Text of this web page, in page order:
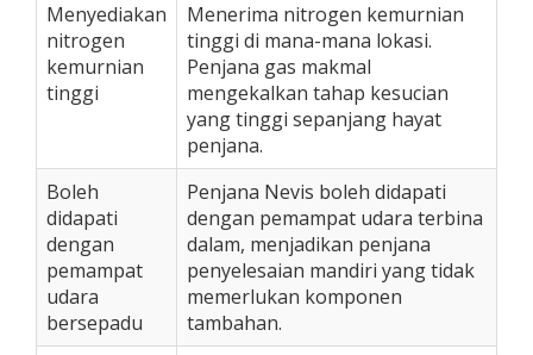
Menyediakan
nitrogen
kemurnian
tinggi
Menerima nitrogen kemurnian
tinggi di mana-mana lokasi.
Penjana gas makmal
mengekalkan tahap kesucian
yang tinggi sepanjang hayat
penjana.
Boleh
didapati
dengan
pemampat
udara
bersepadu
Penjana Nevis boleh didapati
dengan pemampat udara terbina
dalam, menjadikan penjana
penyelesaian mandiri yang tidak
memerlukan komponen
tambahan.